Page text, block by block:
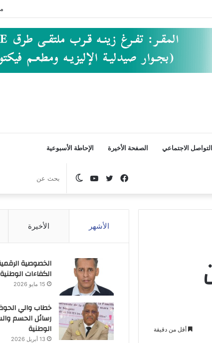
الاجتماعي الصفحة الأخيرة الإحاطة الأسبوعية
الوضع
المظلم
يوتيوبتويتر
فيسبوك
أقل من دقيقة
الأشهر الأخيرة
الخصوصية
الكفاءات الوطنية
15 مايو 2026
خطاب والي
رسائل الحسم
الوطنية
13 أبريل 2026